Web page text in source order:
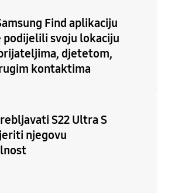
Find aplikaciju
podijelili svoju lokaciju
djetetom,
kontaktima
S22 Ultra S
njegovu